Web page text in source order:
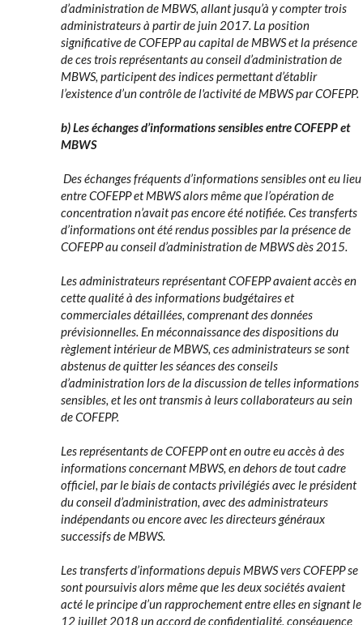
d’administration de MBWS, allant jusqu’à y compter trois
administrateurs à partir de juin 2017. La position
significative de COFEPP au capital de MBWS et la présence
de ces trois représentants au conseil d’administration de
MBWS, participent des indices permettant d’établir
l’existence d’un contrôle de l'activité de MBWS par COFEPP.
b) Les échanges d’informations sensibles entre COFEPP et
MBWS
Des échanges fréquents d’informations sensibles ont eu lieu
entre COFEPP et MBWS alors même que l’opération de
concentration n’avait pas encore été notifiée. Ces transferts
d’informations ont été rendus possibles par la présence de
COFEPP au conseil d’administration de MBWS dès 2015.
Les administrateurs représentant COFEPP avaient accès en
cette qualité à des informations budgétaires et
commerciales détaillées, comprenant des données
prévisionnelles. En méconnaissance des dispositions du
règlement intérieur de MBWS, ces administrateurs se sont
abstenus de quitter les séances des conseils
d’administration lors de la discussion de telles informations
sensibles, et les ont transmis à leurs collaborateurs au sein
de COFEPP.
Les représentants de COFEPP ont en outre eu accès à des
informations concernant MBWS, en dehors de tout cadre
officiel, par le biais de contacts privilégiés avec le président
du conseil d’administration, avec des administrateurs
indépendants ou encore avec les directeurs généraux
successifs de MBWS.
Les transferts d’informations depuis MBWS vers COFEPP se
sont poursuivis alors même que les deux sociétés avaient
acté le principe d’un rapprochement entre elles en signant le
12 juillet 2018 un accord de confidentialité, conséquence